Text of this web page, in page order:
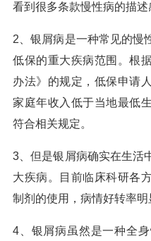
看到很多条款慢性病的描述
2、银屑病是一种常见的慢
低保的重大疾病范围。根
办法》的规定，低保申请
家庭年收入低于当地最低
符合相关规定。
3、但是银屑病确实在生活
大疾病。目前临床科研各
制剂的使用，病情好转率明
4、银屑病虽然是一种全